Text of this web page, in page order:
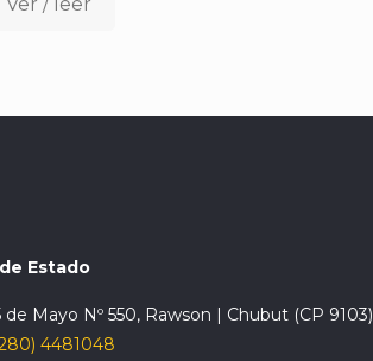
Estado
de Mayo Nº 550, Rawson | Chubut (CP 9103)
4481048